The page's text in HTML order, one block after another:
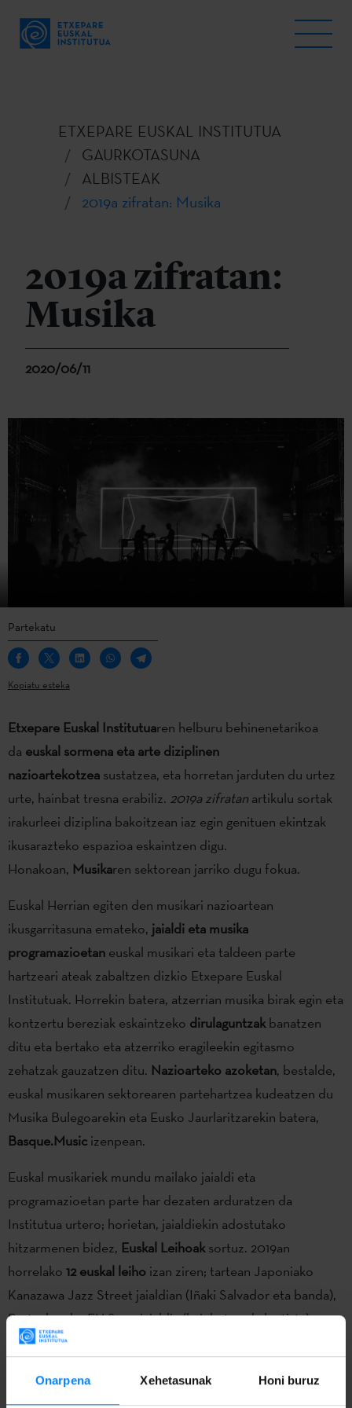
Onarpena Xehetasunak Honi buruz
ETXEPARE EUSKAL INSTITUTUA
GAURKOTASUNA
ALBISTEAK
2019a zifratan: Musika
2019a zifratan:
Musika
2020/06/11
Partekatu
Kopiatu esteka
Etxepare Euskal Institutuaren helburu behinenetarikoa
da euskal sormena eta arte diziplinen
nazioartekotzea sustatzea, eta horretan jarduten du urtez
urte, hainbat tresna erabiliz. 2019a zifratan artikulu sortak
irakurleei diziplina bakoitzean iaz egin genituen ekintzak
ikusarazteko espazioa eskaintzen digu.
Honakoan, Musikaren sektorean jarriko dugu fokua.
Euskal Herrian egiten den musikari nazioartean
ikusgarritasuna emateko, jaialdi eta musika
programazioetan euskal musikari eta taldeen parte
hartzeari ateak zabaltzen dizkio Etxepare Euskal
Institutuak. Horrekin batera, atzerrian musika birak egin eta
kontzertu bereziak eskaintzeko dirulaguntzakbanatzen
ditu eta bertako eta atzerriko eragileekin egitasmo
zehatzak gauzatzen ditu. Nazioarteko azoketan, bestalde,
euskal musikaren sektorearen partehartzea kudeatzen du
Musika Bulegoarekin eta Eusko Jaurlaritzarekin batera,
Basque.Music izenpean.
Euskal musikariek mundu mailako jaialdi eta
programazioetan parte har dezaten arduratzen da
Institutua urtero; horietan, jaialdiekin adostutako
hitzarmenen bidez, Euskal Leihoaksortuz. 2019an
horrelako 12 euskal leiho izan ziren; tartean Japoniako
Kanazawa Jazz Street jaialdian (Iñaki Salvador eta banda),
Bartzelonako EH Sona jaialdia (hainbat euskal artista),
Artistas en Ruta egitasmoa (hainbat euskal artista,
Suns Europe jaialdian (Mocker’s eta Eneritz Furyak), batzuk